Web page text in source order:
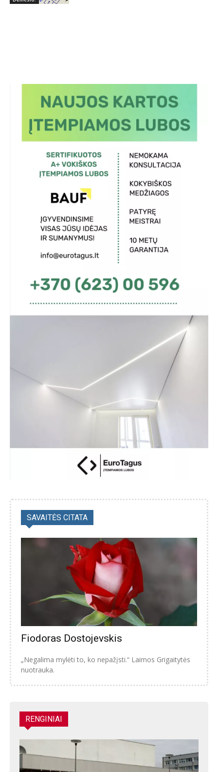
SAVAITĖS CITATA
Fiodoras Dostojevskis
„Negalima mylėti to, ko nepažįsti.“ Laimos Grigaitytės
nuotrauka.
RENGINIAI